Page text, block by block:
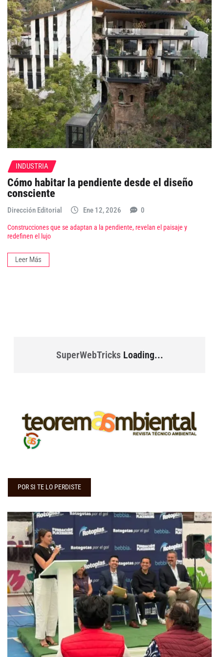
INDUSTRIA
Cómo habitar la pendiente desde el diseño
consciente
Dirección Editorial Ene 12, 2026 0
Construcciones que se adaptan a la pendiente, revelan el paisaje y
redefinen el lujo
Leer Más
SuperWebTricksLoading...
POR SI TE LO PERDISTE